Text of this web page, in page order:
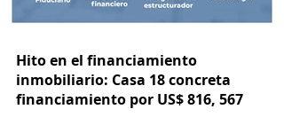
Hito en el financiamiento
inmobiliario: Casa 18 concreta
financiamiento por US$ 816, 567